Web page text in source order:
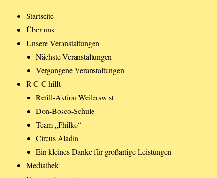
Startseite
Über uns
Unsere Veranstaltungen
Nächste Veranstaltungen
Vergangene Veranstaltungen
R-C-C hilft
Refill-Aktion Weilerswist
Don-Bosco-Schule
Team „Philko“
Circus Aladin
Ein kleines Danke für großartige Leistungen
Mediathek